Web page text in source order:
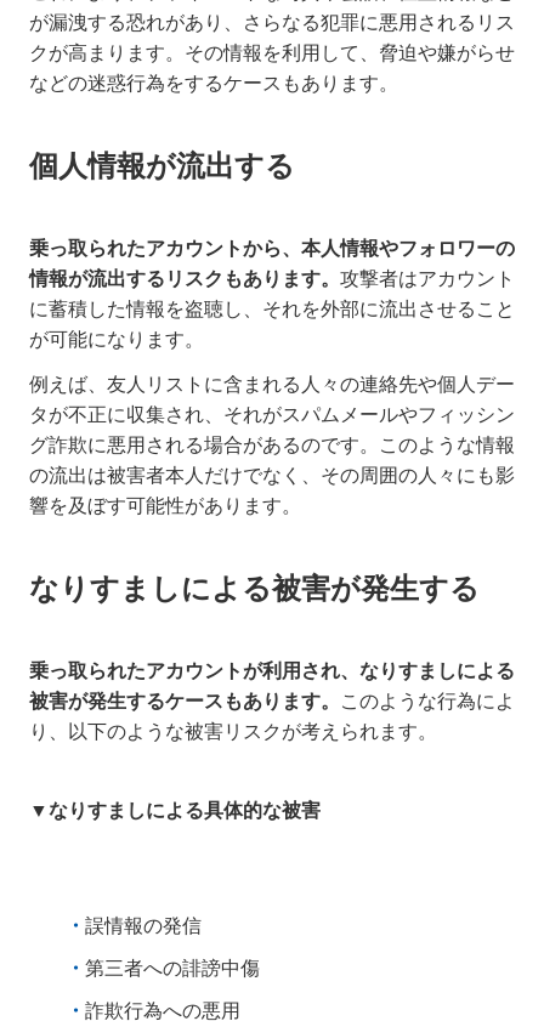
が漏洩する恐れがあり、さらなる犯罪に悪用されるリス
クが高まります。その情報を利用して、脅迫や嫌がらせ
などの迷惑行為をするケースもあります。
個人情報が流出する
乗っ取られたアカウントから、本人情報やフォロワーの
情報が流出するリスクもあります。 攻撃者はアカウント
に蓄積した情報を盗聴し、それを外部に流出させること
が可能になります。
例えば、友人リストに含まれる人々の連絡先や個人デー
タが不正に収集され、それがスパムメールやフィッシン
グ詐欺に悪用される場合があるのです。このような情報
の流出は被害者本人だけでなく、その周囲の人々にも影
響を及ぼす可能性があります。
なりすましによる被害が発生する
乗っ取られたアカウントが利用され、なりすましによる
被害が発生するケースもあります。
このような行為によ
り、以下のような被害リスクが考えられます。
▼なりすましによる具体的な被害
誤情報の発信
第三者への誹謗中傷
詐欺行為への悪用